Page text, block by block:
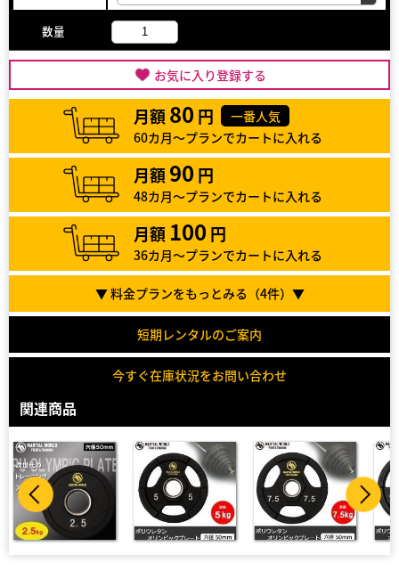
数量
お気に入り登録する
月額 80 円
一番人気
60カ月～プランでカートに入れる
月額 90 円
48カ月～プランでカートに入れる
月額 100 円
36カ月～プランでカートに入れる
▼ 料金プランをもっとみる（4件）▼
短期レンタルのご案内
今すぐ在庫状況をお問い合わせ
関連商品